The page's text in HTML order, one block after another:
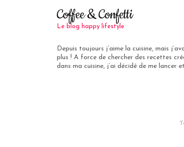
Coffee & Confetti
Le blog happy lifestyle
Depuis toujours j’aime la cuisine, mais
plus ! A force de chercher des recettes
dans ma cuisine, j’ai décidé de me lancer